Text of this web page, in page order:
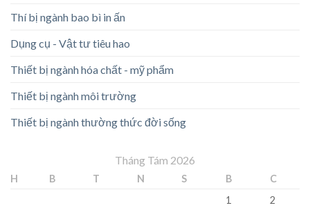
Thí bị ngành bao bì in ấn
Dụng cụ - Vật tư tiêu hao
Thiết bị ngành hóa chất - mỹ phẩm
Thiết bị ngành môi trường
Thiết bị ngành thường thức đời sống
Tháng Tám 2026
H B T N S B
C
1
2